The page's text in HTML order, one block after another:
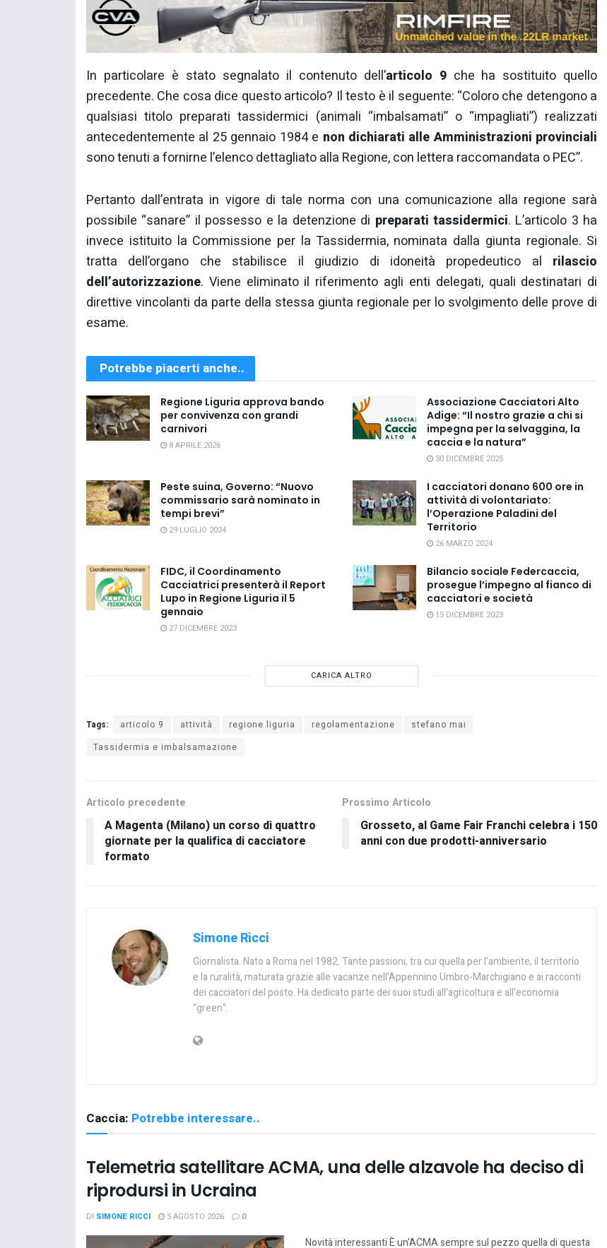
In particolare è stato segnalato il contenuto dell’articolo 9che ha sostituito quello
precedente. Che cosa dice questo articolo? Il testo è il seguente: “Coloro che detengono a
qualsiasi titolo preparati tassidermici (animali “imbalsamati” o “impagliati”) realizzati
antecedentemente al 25 gennaio 1984 e non dichiarati alle Amministrazioni provinciali
sono tenuti a fornirne l’elenco dettagliato alla Regione, con lettera raccomandata o PEC”.
Pertanto dall’entrata in vigore di tale norma con una comunicazione alla regione sarà
possibile “sanare” il possesso e la detenzione di preparati tassidermici. L’articolo 3 ha
invece istituito la Commissione per la Tassidermia, nominata dalla giunta regionale. Si
tratta dell’organo che stabilisce il giudizio di idoneità propedeutico al rilascio
dell’autorizzazione. Viene eliminato il riferimento agli enti delegati, quali destinatari di
direttive vincolanti da parte della stessa giunta regionale per lo svolgimento delle prove di
esame.
Potrebbe piacerti anche..
Regione Liguria approva bando
per convivenza con grandi
carnivori
8 APRILE 2026
Associazione Cacciatori Alto
Adige: “Il nostro grazie a chi si
impegna per la selvaggina, la
caccia e la natura”
30 DICEMBRE 2025
Peste suina, Governo: “Nuovo
commissario sarà nominato in
tempi brevi”
29 LUGLIO 2024
I cacciatori donano 600 ore in
attività di volontariato:
l’Operazione Paladini del
Territorio
26 MARZO 2024
FIDC, il Coordinamento
Cacciatrici presenterà il Report
Lupo in Regione Liguria il 5
gennaio
27 DICEMBRE 2023
Bilancio sociale Federcaccia,
prosegue l’impegno al fianco di
cacciatori e società
15 DICEMBRE 2023
CARICA ALTRO
Tags: articolo 9 attività regione liguria regolamentazione
stefano mai
Tassidermia e imbalsamazione
Articolo precedente
A Magenta (Milano) un corso di quattro
giornate per la qualifica di cacciatore
formato
Prossimo Articolo
Grosseto, al Game Fair Franchi celebra i 150
anni con due prodotti-anniversario
Simone Ricci
Giornalista. Nato a Roma nel 1982. Tante passioni, tra cui quella per l'ambiente, il territorio
e la ruralità, maturata grazie alle vacanze nell'Appennino Umbro-Marchigiano e ai racconti
dei cacciatori del posto. Ha dedicato parte dei suoi studi all'agricoltura e all'economia
"green".
Caccia: Potrebbe interessare..
Telemetria satellitare ACMA, una delle alzavole ha deciso di
riprodursi in Ucraina
DI SIMONE RICCI 5 AGOSTO 2026 0
Novità interessanti È un'ACMA sempre sul pezzo quella di questa